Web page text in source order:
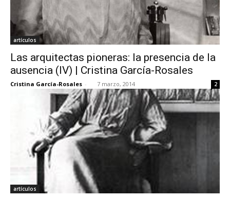
artículos
Las arquitectas pioneras: la presencia de la
ausencia (IV) | Cristina García-Rosales
Cristina García-Rosales - 7 marzo, 2014 2
artículos